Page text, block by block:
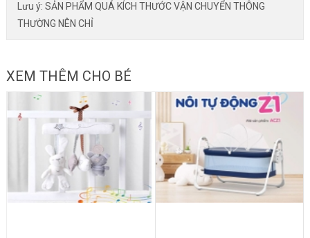
Lưu ý: SẢN PHẨM QUÁ KÍCH THƯỚC VẬN CHUYỂN THÔNG
THƯỜNG NÊN CHỈ
XEM THÊM CHO BÉ